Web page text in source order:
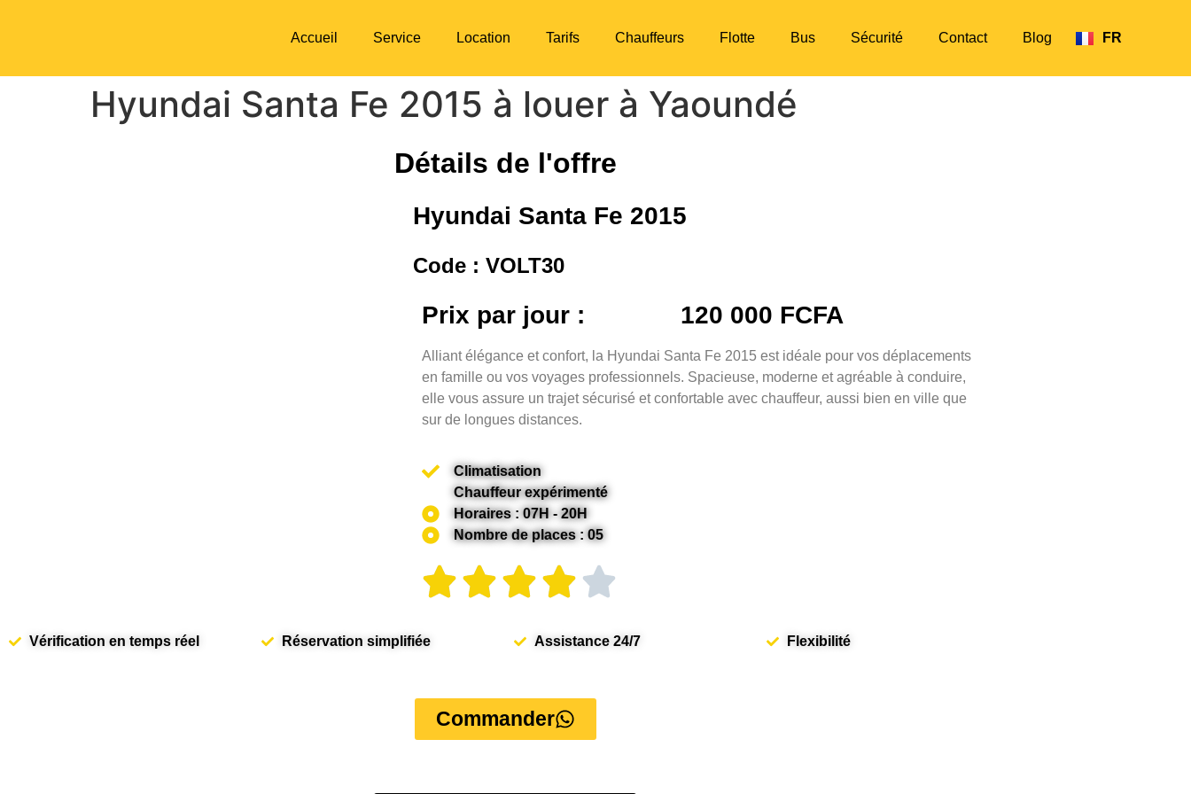
Accueil Service Location Tarifs Chauffeurs Flotte Bus Sécurité Contact Blog FR
EN
Hyundai Santa Fe 2015 à louer à Yaoundé
Détails de l'offre
Hyundai Santa Fe 2015
Code : VOLT30
Prix par jour : 120 000 FCFA
Alliant élégance et confort, la Hyundai Santa Fe 2015 est idéale pour vos déplacements
en famille ou vos voyages professionnels. Spacieuse, moderne et agréable à conduire,
elle vous assure un trajet sécurisé et confortable avec chauffeur, aussi bien en ville que
sur de longues distances.
Climatisation
Chauffeur expérimenté
Horaires : 07H - 20H
Nombre de places : 05
Vérification en temps réel Réservation simplifiée Assistance 24/7 Flexibilité
Commander